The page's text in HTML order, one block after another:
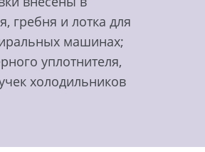
гребня и лотка для
машинах;
уплотнителя,
холодильников